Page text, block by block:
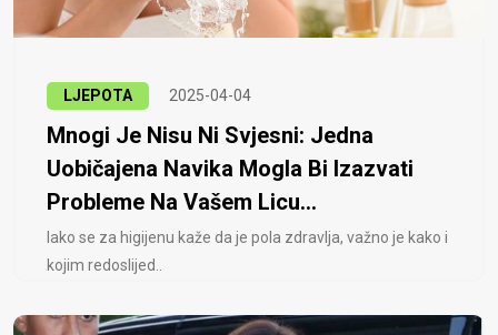
LJEPOTA 2025-04-04
Mnogi Je Nisu Ni Svjesni: Jedna
Uobičajena Navika Mogla Bi Izazvati
Probleme Na Vašem Licu...
Iako se za higijenu kaže da je pola zdravlja, važno je kako i
kojim redoslijed..